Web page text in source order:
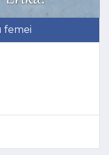
femei